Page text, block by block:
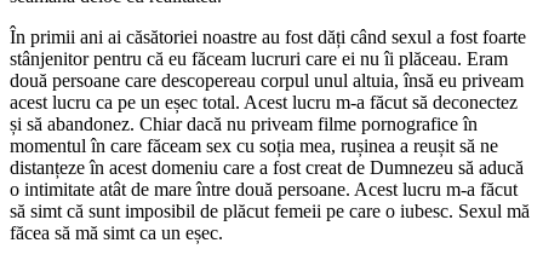
În primii ani ai căsătoriei noastre au fost dăți când sexul a fost foarte
stânjenitor pentru că eu făceam lucruri care ei nu îi plăceau. Eram
două persoane care descopereau corpul unul altuia, însă eu priveam
acest lucru ca pe un eșec total. Acest lucru m-a făcut să deconectez
și să abandonez. Chiar dacă nu priveam filme pornografice în
momentul în care făceam sex cu soția mea, rușinea a reușit să ne
distanțeze în acest domeniu care a fost creat de Dumnezeu să aducă
o intimitate atât de mare între două persoane. Acest lucru m-a făcut
să simt că sunt imposibil de plăcut femeii pe care o iubesc. Sexul mă
făcea să mă simt ca un eșec.